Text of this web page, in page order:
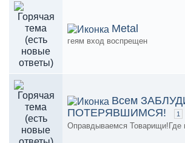
Metal
геям вход воспрещен
Всем
ПОТЕРЯВШИМСЯ!
1
Оправдываемся Товарищи!Где